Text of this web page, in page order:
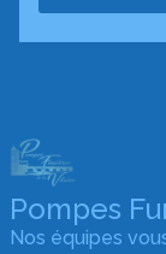
Pompes
Nos équipes